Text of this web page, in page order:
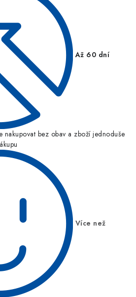
Až 60 dní
nakupovat bez obav a zboží jednoduše
Více než